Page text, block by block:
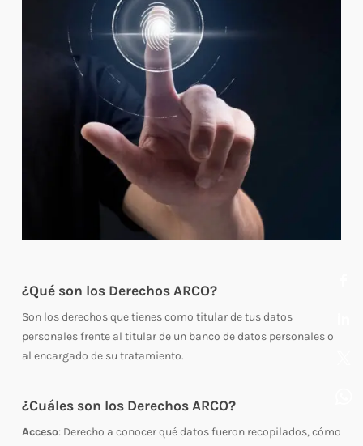
¿Qué son los Derechos ARCO?
Son los derechos que tienes como titular de tus datos
personales frente al titular de un banco de datos personales o
al encargado de su tratamiento.
¿Cuáles son los Derechos ARCO?
Acceso: Derecho a conocer qué datos fueron recopilados, cómo